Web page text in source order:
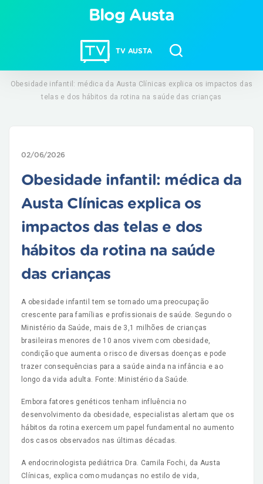
TV AUSTA
Blog Austa
Obesidade infantil: médica da Austa Clínicas explica os impactos das
telas e dos hábitos da rotina na saúde das crianças
02/06/2026
Obesidade infantil: médica da
Austa Clínicas explica os
impactos das telas e dos
hábitos da rotina na saúde
das crianças
A obesidade infantil tem se tornado uma preocupação
crescente para famílias e profissionais de saúde. Segundo o
Ministério da Saúde, mais de 3,1 milhões de crianças
brasileiras menores de 10 anos vivem com obesidade,
condição que aumenta o risco de diversas doenças e pode
trazer consequências para a saúde ainda na infância e ao
longo da vida adulta. Fonte: Ministério da Saúde.
Embora fatores genéticos tenham influência no
desenvolvimento da obesidade, especialistas alertam que os
hábitos da rotina exercem um papel fundamental no aumento
dos casos observados nas últimas décadas.
A endocrinologista pediátrica Dra. Camila Fochi, da Austa
Clínicas, explica como mudanças no estilo de vida,